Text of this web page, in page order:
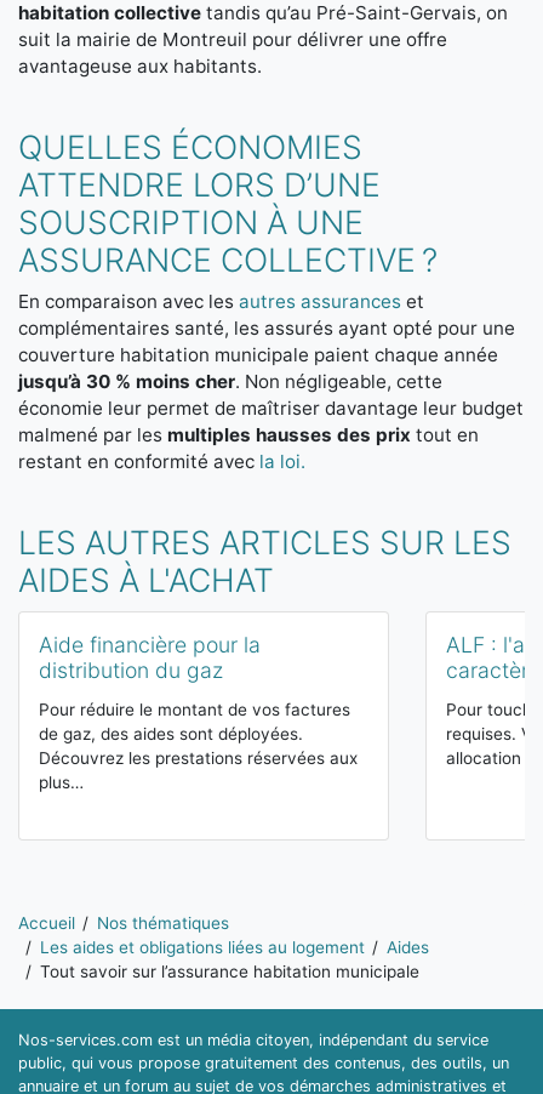
habitation collective tandis qu’au Pré-Saint-Gervais, on
suit la mairie de Montreuil pour délivrer une offre
avantageuse aux habitants.
QUELLES ÉCONOMIES
ATTENDRE LORS D’UNE
SOUSCRIPTION À UNE
ASSURANCE COLLECTIVE ?
En comparaison avec les autres assurances et
complémentaires santé, les assurés ayant opté pour une
couverture habitation municipale paient chaque année
jusqu’à 30 % moins cher. Non négligeable, cette
économie leur permet de maîtriser davantage leur budget
malmené par les multiples hausses des prix tout en
restant en conformité avec la loi.
LES AUTRES ARTICLES SUR LES
AIDES À L'ACHAT
Aide financière pour la
distribution du gaz
Pour réduire le montant de vos factures
de gaz, des aides sont déployées.
Découvrez les prestations réservées aux
plus…
ALF :
Pour
requises.
allocation
Vous êtes ici:
Accueil
Nos thématiques
Les aides et obligations liées au logement
Aides
Tout savoir sur l’assurance habitation municipale
Nos-services.com est un média citoyen, indépendant du service
public, qui vous propose gratuitement des contenus, des outils, un
annuaire et un forum au sujet de vos démarches administratives et